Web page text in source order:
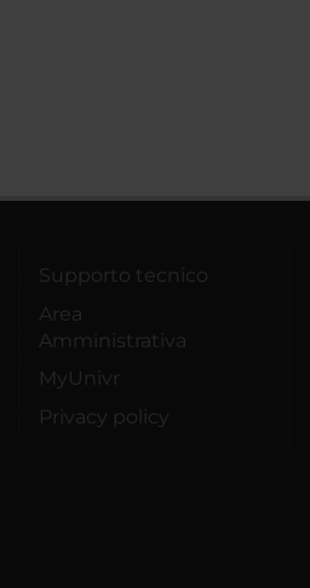
Supporto tecnico
Area
Amministrativa
MyUnivr
Privacy policy